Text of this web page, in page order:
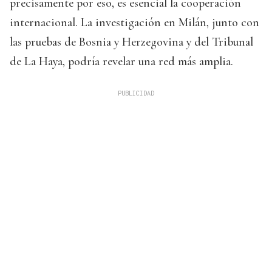
precisamente por eso, es esencial la cooperación
internacional. La investigación en Milán, junto con
las pruebas de Bosnia y Herzegovina y del Tribunal
de La Haya, podría revelar una red más amplia.